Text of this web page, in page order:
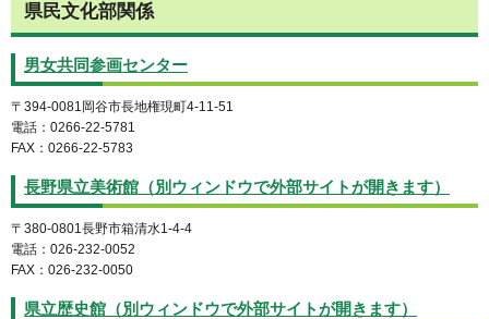
県民文化部関係
男女共同参画センター
〒394-0081岡谷市長地権現町4-11-51
電話：0266-22-5781
FAX：0266-22-5783
長野県立美術館（別ウィンドウで外部サイトが開きます）
〒380-0801長野市箱清水1-4-4
電話：026-232-0052
FAX：026-232-0050
県立歴史館（別ウィンドウで外部サイトが開きます）